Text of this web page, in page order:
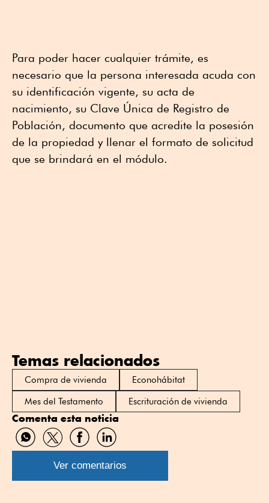
Para poder hacer cualquier trámite, es
necesario que la persona interesada acuda con
su identificación vigente, su acta de
nacimiento, su Clave Única de Registro de
Población, documento que acredite la posesión
de la propiedad y llenar el formato de solicitud
que se brindará en el módulo.
Temas relacionados
Compra de vivienda
Econohábitat
Mes del Testamento
Escrituración de vivienda
Comenta esta noticia
Compartir
por
WhatsApp
Compartir
por
Twitter
Compartir
por
Facebook
Compartir
por
Linkedin
Ver comentarios